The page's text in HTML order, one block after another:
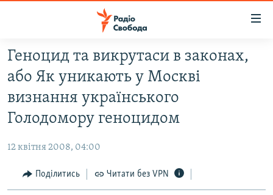
Перейти
до
основного
матеріалу
Перейти
до
основної
Перейти
РАДІО СВОБОДА – 70 РОКІВ
ВСЕ ЗА ДОБУ
СТАТТІ
СУСПІЛЬСТВО
РОСІЙСЬКА «ФІЛЬТРАЦІЯ»
ДОНБАС.РЕАЛІЇ
Геноцид та викрутаси в законах,
або Як уникають у Москві
визнання українського
Голодомору геноцидом
12 квітня 2008, 04:00
Поділитись Читати без VPN